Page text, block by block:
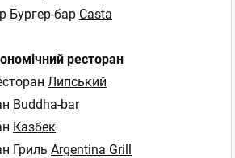
Бургер-бар Casta
ресторан
Липський
Buddha-bar
Казбек
Гриль Argentina Grill